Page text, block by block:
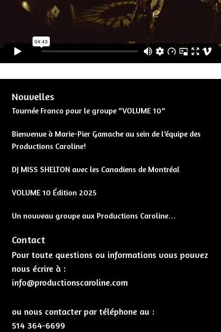
Nouvelles
Tournée Franco pour le groupe “VOLUME 10”
Bienvenue à Marie-Pier Gamache au sein de l’équipe des
Productions Caroline!
DJ MISS SHELTON avec les Canadiens de Montréal
VOLUME 10 Édition 2025
Un nouveau groupe aux Productions Caroline…
Contact
Pour toute questions ou informations vous pouvez
nous écrire à :
info@productionscaroline.com
ou nous contacter par téléphone au :
514 364-6699